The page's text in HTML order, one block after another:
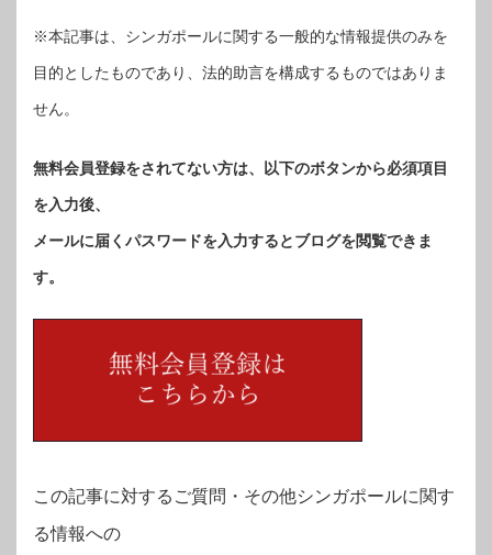
※本記事は、シンガポールに関する一般的な情報提供のみを
目的としたものであり、法的助言を構成するものではありま
せん。
無料会員登録をされてない方は、以下のボタンから必須項目
を入力後、
メールに届くパスワードを入力するとブログを閲覧できま
す。
この記事に対するご質問・その他シンガポールに関す
る情報への